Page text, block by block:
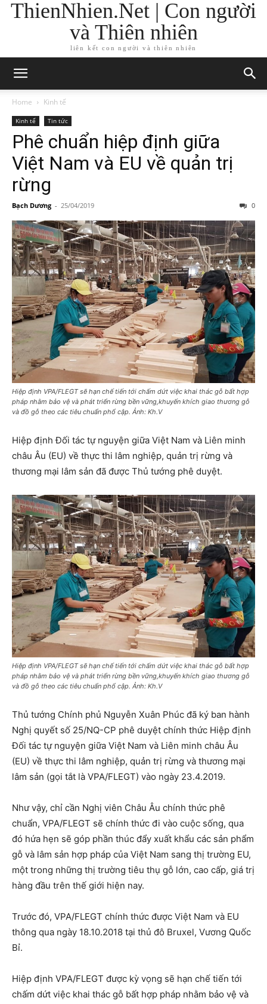
ThienNhien.Net | Con người
và Thiên nhiên
liên kết con người và thiên nhiên
Home Kinh tế
Kinh tế Tin tức
Phê chuẩn hiệp định giữa
Việt Nam và EU về quản trị
rừng
Bạch Dương - 25/04/2019 0
Hiệp định VPA/FLEGT sẽ hạn chế tiến tới chấm dứt việc khai thác gỗ bất hợp
pháp nhằm bảo vệ và phát triển rừng bền vững,khuyến khích giao thương gỗ
và đồ gỗ theo các tiêu chuẩn phổ cập. Ảnh: Kh.V
Hiệp định Đối tác tự nguyện giữa Việt Nam và Liên minh
châu Âu (EU) về thực thi lâm nghiệp, quản trị rừng và
thương mại lâm sản đã được Thủ tướng phê duyệt.
Hiệp định VPA/FLEGT sẽ hạn chế tiến tới chấm dứt việc khai thác gỗ bất hợp
pháp nhằm bảo vệ và phát triển rừng bền vững,khuyến khích giao thương gỗ
và đồ gỗ theo các tiêu chuẩn phổ cập. Ảnh: Kh.V
Thủ tướng Chính phủ Nguyễn Xuân Phúc đã ký ban hành
Nghị quyết số 25/NQ-CP phê duyệt chính thức Hiệp định
Đối tác tự nguyện giữa Việt Nam và Liên minh châu Âu
(EU) về thực thi lâm nghiệp, quản trị rừng và thương mại
lâm sản (gọi tắt là VPA/FLEGT) vào ngày 23.4.2019.
Như vậy, chỉ cần Nghị viên Châu Âu chính thức phê
chuẩn, VPA/FLEGT sẽ chính thức đi vào cuộc sống, qua
đó hứa hẹn sẽ góp phần thúc đẩy xuất khẩu các sản phẩm
gỗ và lâm sản hợp pháp của Việt Nam sang thị trường EU,
một trong những thị trường tiêu thụ gỗ lớn, cao cấp, giá trị
hàng đầu trên thế giới hiện nay.
Trước đó, VPA/FLEGT chính thức được Việt Nam và EU
thông qua ngày 18.10.2018 tại thủ đô Bruxel, Vương Quốc
Bỉ.
Hiệp định VPA/FLEGT được kỳ vọng sẽ hạn chế tiến tới
chấm dứt việc khai thác gỗ bất hợp pháp nhằm bảo vệ và